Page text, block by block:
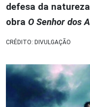
defesa da
obra O Senhor dos
CRÉDITO: DIVULGAÇÃO